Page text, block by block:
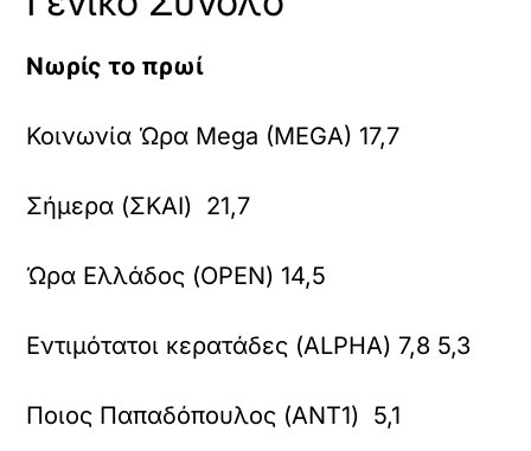
Νωρίς το πρωί
Κοινωνία Ώρα Mega (MEGA) 17,7
Σήμερα (ΣΚΑΙ) 21,7
Ώρα Ελλάδος (OPEN) 14,5
Εντιμότατοι κερατάδες (ALPHA) 7,8 5,3
Ποιος Παπαδόπουλος (ANT1) 5,1